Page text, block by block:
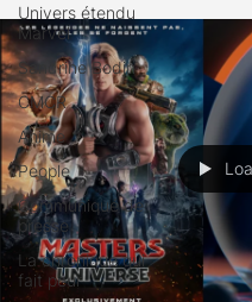
Univers étendu
Marvel
Sandrine Bodin
CMCR
Anime
People
Communiqué de
presse
La chronique qui
fait peur